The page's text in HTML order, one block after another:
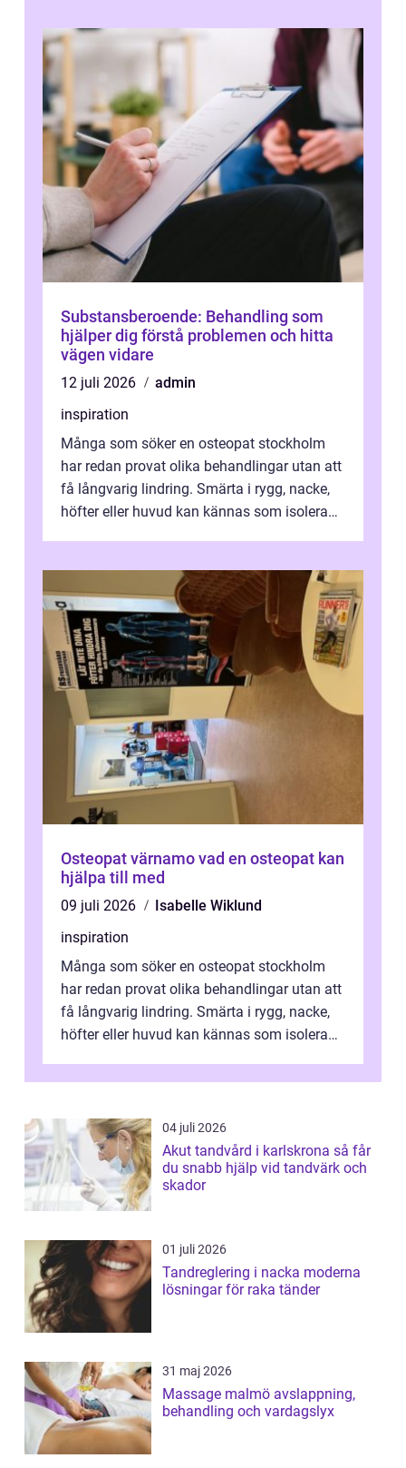
Substansberoende: Behandling som
hjälper dig förstå problemen och hitta
vägen vidare
12 juli 2026
admin
inspiration
Många som söker en osteopat stockholm
har redan provat olika behandlingar utan att
få långvarig lindring. Smärta i rygg, nacke,
höfter eller huvud kan kännas som isolerade
Osteopat värnamo vad en osteopat kan
hjälpa till med
09 juli 2026
Isabelle Wiklund
inspiration
Många som söker en osteopat stockholm
har redan provat olika behandlingar utan att
få långvarig lindring. Smärta i rygg, nacke,
höfter eller huvud kan kännas som isolerade
04 juli 2026
Akut tandvård i karlskrona så får
du snabb hjälp vid tandvärk och
skador
01 juli 2026
Tandreglering i nacka moderna
lösningar för raka tänder
31 maj 2026
Massage malmö avslappning,
behandling och vardagslyx